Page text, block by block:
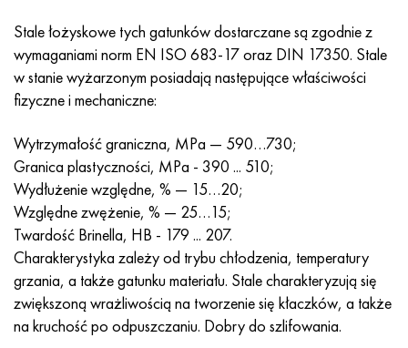
Stale łożyskowe tych gatunków dostarczane są zgodnie z
wymaganiami norm EN ISO 683-17 oraz DIN 17350. Stale
w stanie wyżarzonym posiadają następujące właściwości
fizyczne i mechaniczne:
Wytrzymałość graniczna, MPa — 590…730;
Granica plastyczności, MPa - 390 ... 510;
Wydłużenie względne, % — 15…20;
Względne zwężenie, % — 25…15;
Twardość Brinella, HB - 179 ... 207.
Charakterystyka zależy od trybu chłodzenia, temperatury
grzania, a także gatunku materiału. Stale charakteryzują się
zwiększoną wrażliwością na tworzenie się kłaczków, a także
na kruchość po odpuszczaniu. Dobry do szlifowania.
Haynesa 230
Hastelloy b2
Hastelloy b3
Hastelloy c4
Hastelloy c22
Hastelloy C-276
Hastelloy C2000
Rura odporna na korozję
95X18
38XA, 37Cr4, AISI 5135
38HN3MFA, 35nicrmov12-5
40G, 40Mn4, AISI 1035
38XM, 42CrMo4, AISI 1.7225
40ХН, 36NiCr6, AISI 3135
40XFA, 1.7223, AISI 4142
45X, 45h, 1,7035